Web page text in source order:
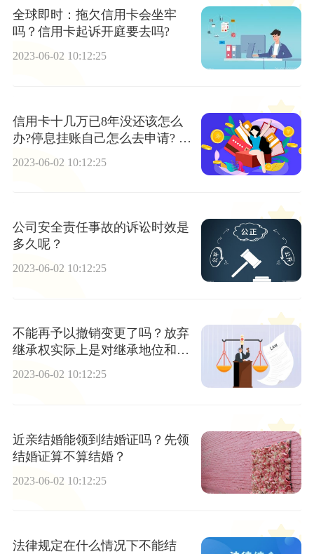
全球即时：拖欠信用卡会坐牢
吗？信用卡起诉开庭要去吗?
2023-06-02 10:12:25
信用卡十几万已8年没还该怎么
办?停息挂账自己怎么去申请? 世
2023-06-02 10:12:25
公司安全责任事故的诉讼时效是
多久呢？
2023-06-02 10:12:25
不能再予以撤销变更了吗？放弃
继承权实际上是对继承地位和继
承份额的放弃吗？
2023-06-02 10:12:25
近亲结婚能领到结婚证吗？先领
结婚证算不算结婚？
2023-06-02 10:12:25
法律规定在什么情况下不能结